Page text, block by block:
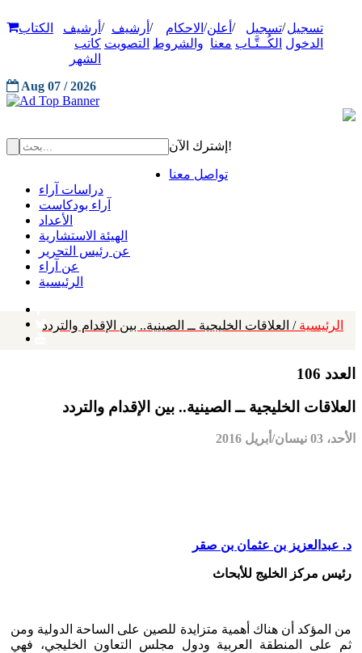
تسجيل
الدخول
/تسجيل
الكُــتَّـاب
/ أعلن
معنا
/ الاحكام
والشروط
/ أرشيف
التصويت
/ أرشيف
كاتب
الشهر
الكتاب
Aug 07 / 2026
إشترك الآن!
تواصل معنا
دراسات آراء
آراء بودكاست
الأعداد
الهيئة الاستشارية
عن رئيس التحرير
عن آراء
الرئيسية
الرئيسية / العلاقات الخليجية ــ الصينية.. بين الإقدام والتردد
العدد 106
العلاقات الخليجية ــ الصينية.. بين الإقدام والتردد
الأحد، 03 نيسان/أبريل 2016
د. عبدالعزيز بن عثمان بن صقر
رئيس مركز الخليج للأبحاث
من المؤكد أن هناك أهمية متزايدة للصين على الساحة الدولية ومن
ثم على المنطقة العربية ودول مجلس التعاون الخليجي، فهي